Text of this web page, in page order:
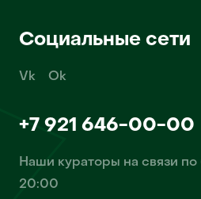
Социальные сети
Vk Ok
+7 921 646-00-00
Наши кураторы на связи
20:00